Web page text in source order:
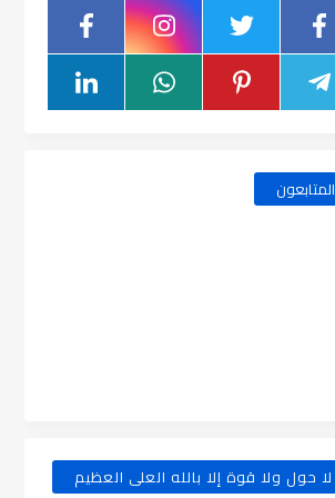
المتابعون
لا حول ولا قوة إلا بالله العلى العظيم